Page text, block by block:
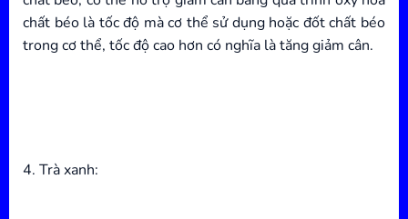
chất béo là tốc độ mà cơ thể sử dụng hoặc đốt chất béo
trong cơ thể, tốc độ cao hơn có nghĩa là tăng giảm cân.
4. Trà xanh: